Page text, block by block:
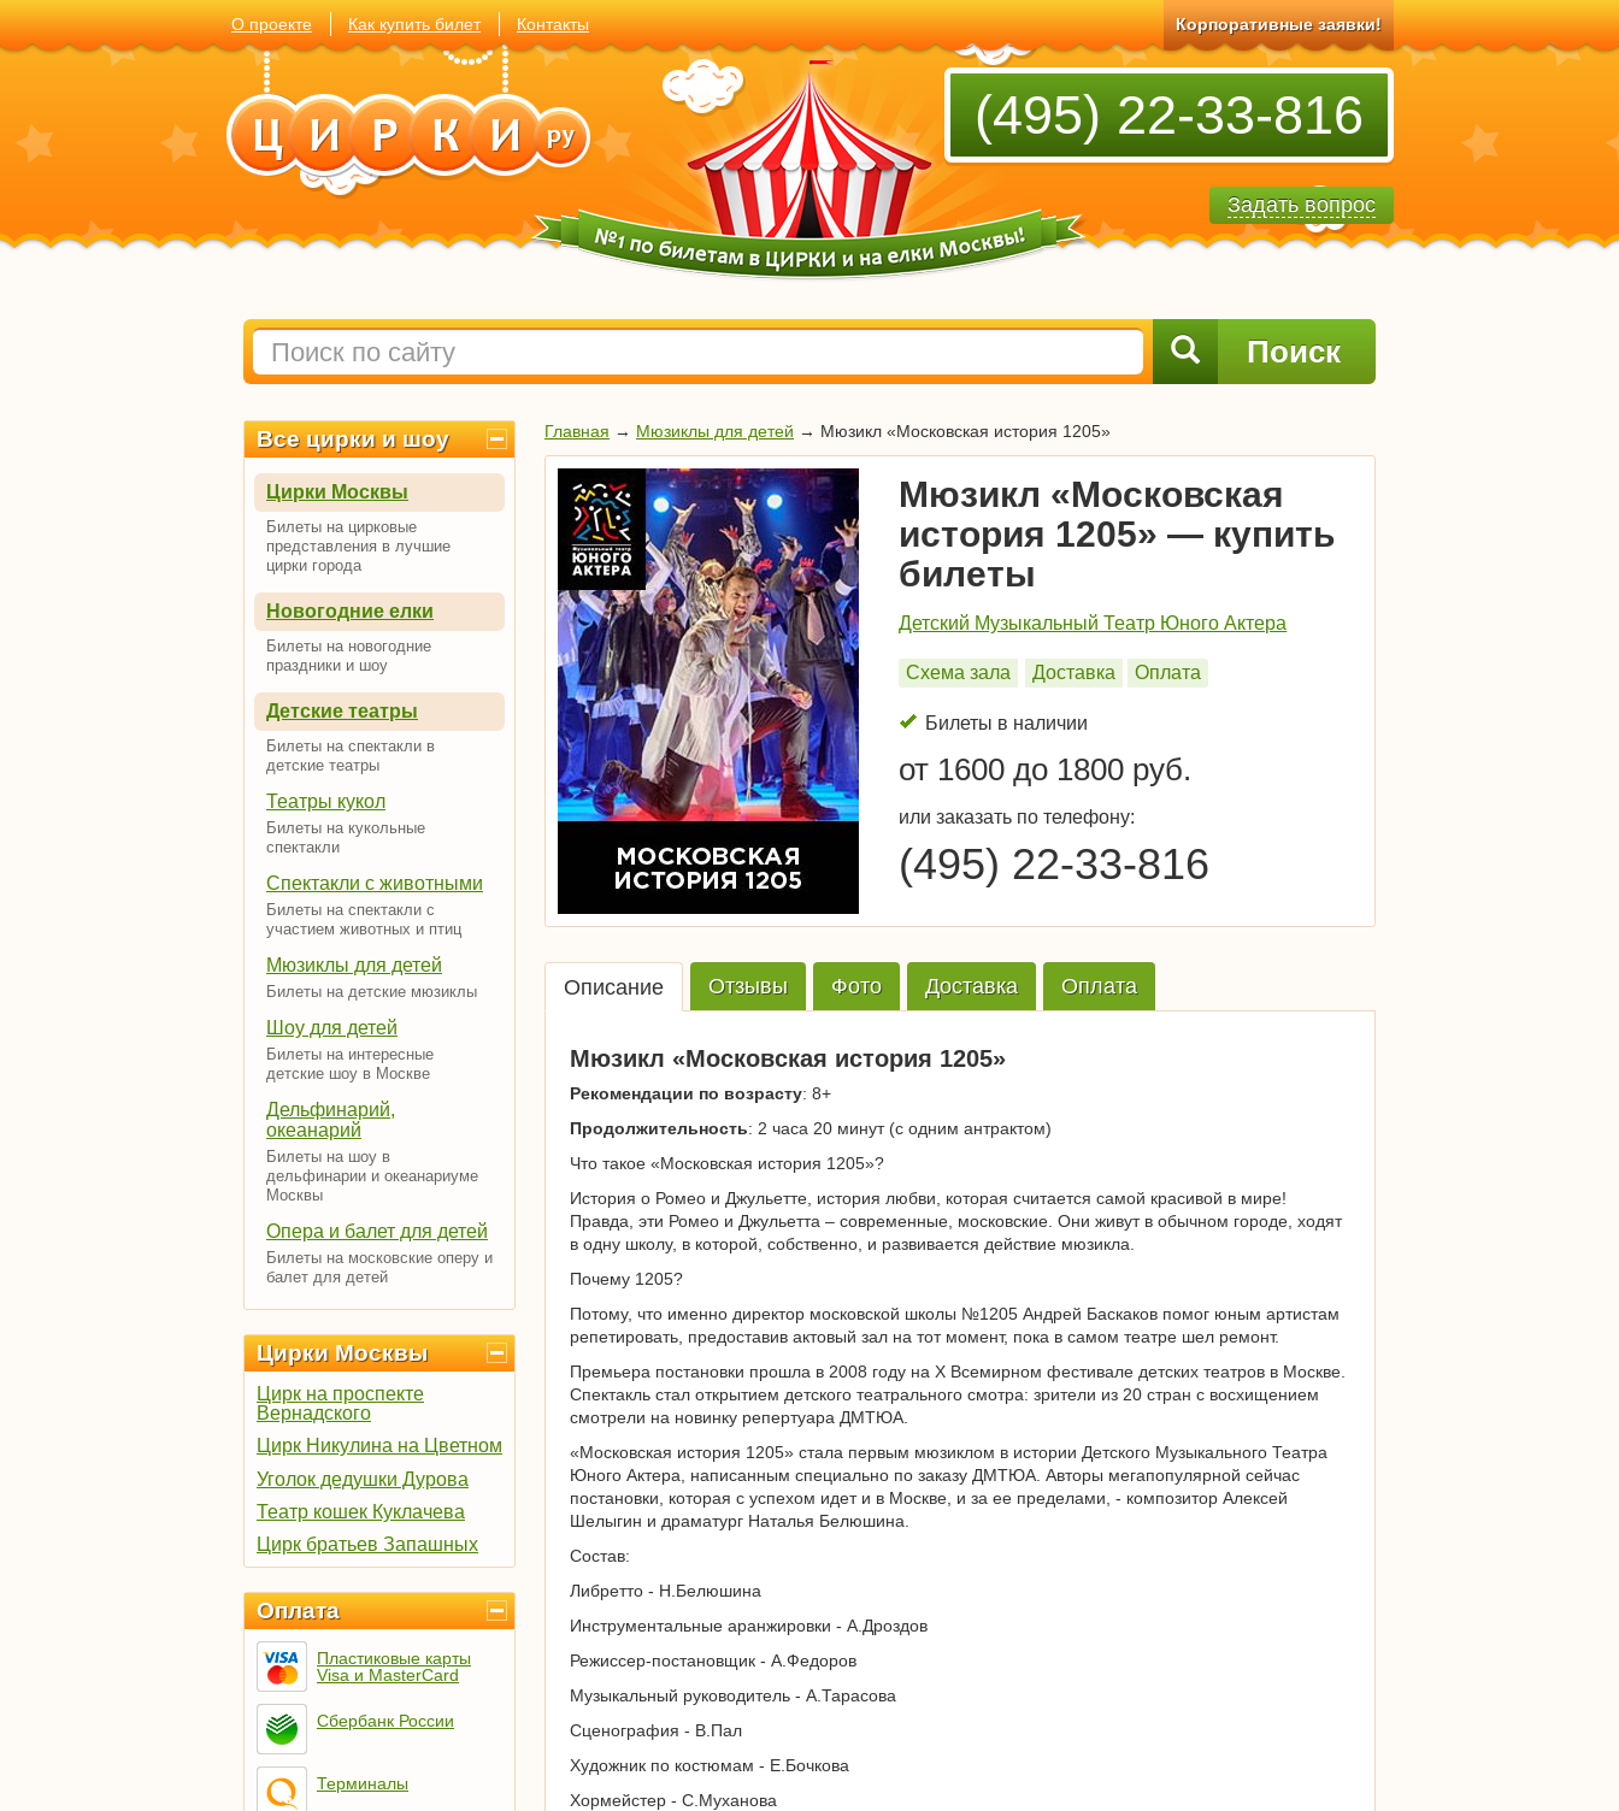
О проекте Как купить билет Контакты Корпоративные заявки!
(495) 22-33-816
Задать вопрос
Поиск
Все цирки и шоу
Цирки Москвы
Билеты на цирковые
представления в лучшие
цирки города
Новогодние елки
Билеты на новогодние
праздники и шоу
Детские театры
Билеты на спектакли в
детские театры
Театры кукол
Билеты на кукольные
спектакли
Спектакли с животными
Билеты на спектакли с
участием животных и птиц
Мюзиклы для детей
Билеты на детские мюзиклы
Шоу для детей
Билеты на интересные
детские шоу в Москве
Дельфинарий,
океанарий
Билеты на шоу в
дельфинарии и океанариуме
Москвы
Опера и балет для детей
Билеты на московские оперу и
балет для детей
Цирки Москвы
Цирк на проспекте
Вернадского
Цирк Никулина на Цветном
Уголок дедушки Дурова
Театр кошек Куклачева
Цирк братьев Запашных
Оплата
Пластиковые карты
Visa и MasterCard
Сбербанк России
Терминалы
Главная → Мюзиклы для детей → Мюзикл «Московская история 1205»
Мюзикл «Московская
история 1205» — купить
билеты
Детский Музыкальный Театр Юного Актера
Схема зала Доставка Оплата
Билеты в наличии
от 1600 до 1800 руб.
или заказать по телефону:
(495) 22-33-816
Описание Отзывы Фото Доставка Оплата
Мюзикл «Московская история 1205»
Рекомендации по возрасту: 8+
Продолжительность: 2 часа 20 минут (с одним антрактом)
Что такое «Московская история 1205»?
История о Ромео и Джульетте, история любви, которая считается самой красивой в мире!
Правда, эти Ромео и Джульетта – современные, московские. Они живут в обычном городе, ходят
в одну школу, в которой, собственно, и развивается действие мюзикла.
Почему 1205?
Потому, что именно директор московской школы №1205 Андрей Баскаков помог юным артистам
репетировать, предоставив актовый зал на тот момент, пока в самом театре шел ремонт.
Премьера постановки прошла в 2008 году на X Всемирном фестивале детских театров в Москве.
Спектакль стал открытием детского театрального смотра: зрители из 20 стран с восхищением
смотрели на новинку репертуара ДМТЮА.
«Московская история 1205» стала первым мюзиклом в истории Детского Музыкального Театра
Юного Актера, написанным специально по заказу ДМТЮА. Авторы мегапопулярной сейчас
постановки, которая с успехом идет и в Москве, и за ее пределами, - композитор Алексей
Шелыгин и драматург Наталья Белюшина.
Состав:
Либретто - Н.Белюшина
Инструментальные аранжировки - А.Дроздов
Режиссер-постановщик - А.Федоров
Музыкальный руководитель - А.Тарасова
Сценография - В.Пал
Художник по костюмам - Е.Бочкова
Хормейстер - С.Муханова